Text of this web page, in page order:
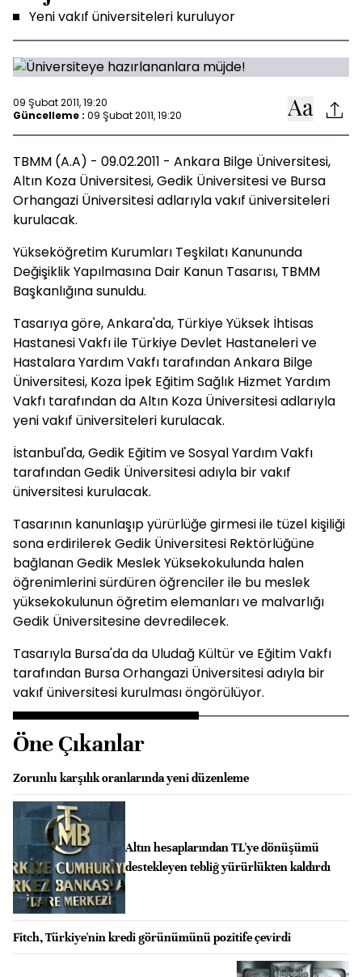
Yeni vakıf üniversiteleri kuruluyor
09 Şubat 2011, 19:20
Güncelleme : 09 Şubat 2011, 19:20
TBMM (A.A) - 09.02.2011 - Ankara Bilge Üniversitesi,
Altın Koza Üniversitesi, Gedik Üniversitesi ve Bursa
Orhangazi Üniversitesi adlarıyla vakıf üniversiteleri
kurulacak.
Yükseköğretim Kurumları Teşkilatı Kanununda
Değişiklik Yapılmasına Dair Kanun Tasarısı, TBMM
Başkanlığına sunuldu.
Tasarıya göre, Ankara'da, Türkiye Yüksek İhtisas
Hastanesi Vakfı ile Türkiye Devlet Hastaneleri ve
Hastalara Yardım Vakfı tarafından Ankara Bilge
Üniversitesi, Koza İpek Eğitim Sağlık Hizmet Yardım
Vakfı tarafından da Altın Koza Üniversitesi adlarıyla
yeni vakıf üniversiteleri kurulacak.
İstanbul'da, Gedik Eğitim ve Sosyal Yardım Vakfı
tarafından Gedik Üniversitesi adıyla bir vakıf
üniversitesi kurulacak.
Tasarının kanunlaşıp yürürlüğe girmesi ile tüzel kişiliği
sona erdirilerek Gedik Üniversitesi Rektörlüğüne
bağlanan Gedik Meslek Yüksekokulunda halen
öğrenimlerini sürdüren öğrenciler ile bu meslek
yüksekokulunun öğretim elemanları ve malvarlığı
Gedik Üniversitesine devredilecek.
Tasarıyla Bursa'da da Uludağ Kültür ve Eğitim Vakfı
tarafından Bursa Orhangazi Üniversitesi adıyla bir
vakıf üniversitesi kurulması öngörülüyor.
Öne Çıkanlar
Zorunlu karşılık oranlarında yeni düzenleme
Altın hesaplarından TL'ye dönüşümü
destekleyen tebliğ yürürlükten kaldırdı
Fitch, Türkiye'nin kredi görünümünü pozitife çevirdi